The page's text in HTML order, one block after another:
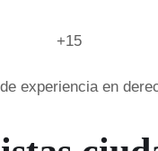
+15
experiencia en